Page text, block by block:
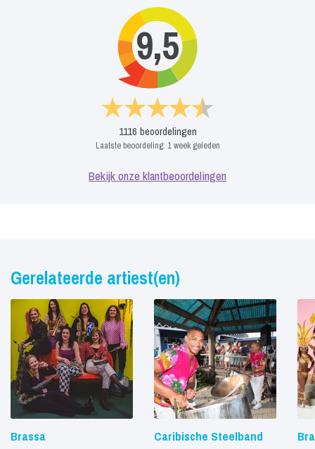
9,5
1116 beoordelingen
Laatste beoordeling: 1 week geleden
Bekijk onze klantbeoordelingen
Gerelateerde artiest(en)
Brassa Caribische Steelband